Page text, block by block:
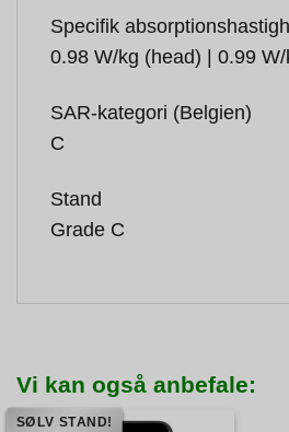
Specifik
0.98 W/kg (head) | 0.99
SAR-kategori (Belgien)
C
Stand
Grade C
Vi kan også anbefale:
SØLV STAND!